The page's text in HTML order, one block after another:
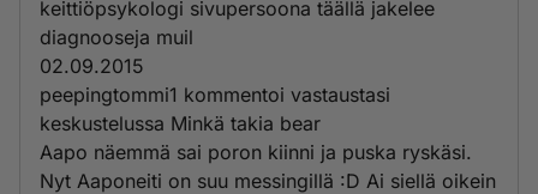
keittiöpsykologi sivupersoona täällä jakelee
diagnooseja muil
02.09.2015
peepingtommi1 kommentoi vastaustasi
keskustelussa Minkä takia bear
Aapo näemmä sai poron kiinni ja puska ryskäsi.
Nyt Aaponeiti on suu messingillä :D Ai siellä oikein